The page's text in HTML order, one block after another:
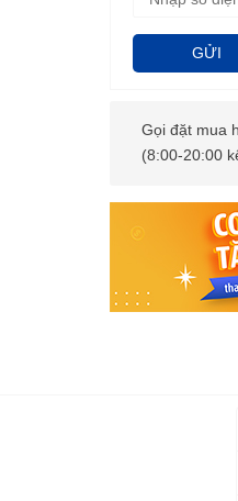
GỬI
Gọi đặt mua
(8:00-20:00